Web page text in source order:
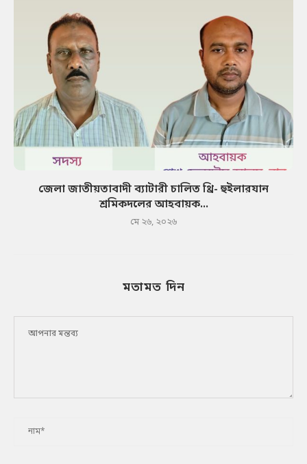
জেলা জাতীয়তাবাদী ব্যাটারী চালিত থ্রি- হুইলারযান
শ্রমিকদলের আহবায়ক...
মে ২৬, ২০২৬
মতামত দিন